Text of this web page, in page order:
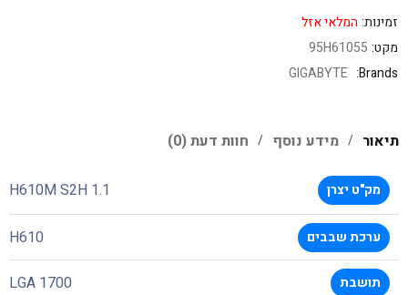
זמינות: המלאי אזל
מקט: 95H61055
Brands:
GIGABYTE
תיאור מידע נוסף חוות דעת (0)
מק"ט יצרן H610M S2H 1.1
ערכת שבבים H610
תושבת LGA 1700